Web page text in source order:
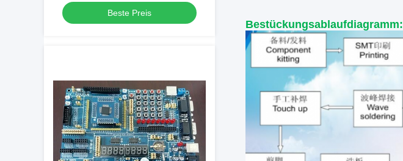
Beste Preis
Bestückungsablaufdiagramm: